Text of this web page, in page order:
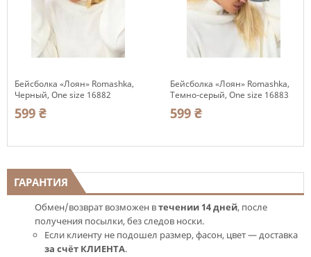
Бейсболка «Лоян» Romashka,
Черный, Оne size 16882
599 ₴
Бейсболка «Лоян» Romashka,
Темно-серый, Оne size 16883
599 ₴
ГАРАНТИЯ
Обмен/возврат возможен втечении 14 дней, после
получения посылки, без следов носки.
Если клиенту не подошел размер, фасон, цвет — доставка
за счёт КЛИЕНТА.